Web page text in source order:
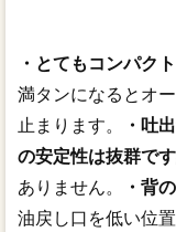
・とてもコンパク
満タンになるとオ
止まります。
・吐
の安定性は抜群です
ありません。
・背
油戻し口を低い位置